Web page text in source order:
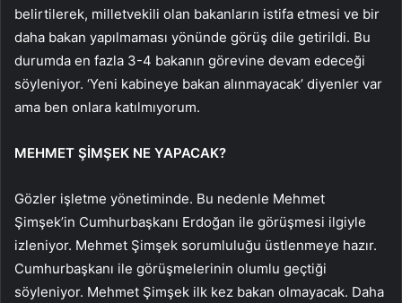
belirtilerek, milletvekili olan bakanların istifa etmesi ve bir
daha bakan yapılmaması yönünde görüş dile getirildi. Bu
durumda en fazla 3-4 bakanın görevine devam edeceği
söyleniyor. ‘Yeni kabineye bakan alınmayacak’ diyenler var
ama ben onlara katılmıyorum.
MEHMET ŞİMŞEK NE YAPACAK?
Gözler işletme yönetiminde. Bu nedenle Mehmet
Şimşek’in Cumhurbaşkanı Erdoğan ile görüşmesi ilgiyle
izleniyor. Mehmet Şimşek sorumluluğu üstlenmeye hazır.
Cumhurbaşkanı ile görüşmelerinin olumlu geçtiği
söyleniyor. Mehmet Şimşek ilk kez bakan olmayacak. Daha